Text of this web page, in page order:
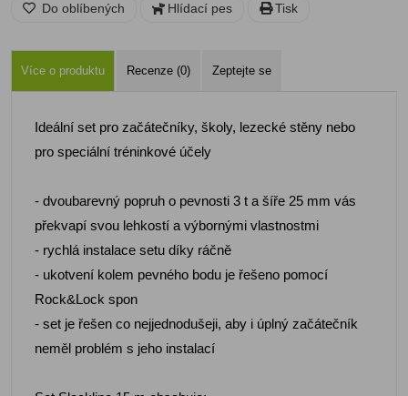
Do oblíbených Hlídací pes Tisk
Více o produktu Recenze (0) Zeptejte se
Ideální set pro začátečníky, školy, lezecké stěny nebo
pro speciální tréninkové účely
- dvoubarevný popruh o pevnosti 3 t a šíře 25 mm vás
překvapí svou lehkostí a výbornými vlastnostmi
- rychlá instalace setu díky ráčně
- ukotvení kolem pevného bodu je řešeno pomocí
Rock&Lock spon
- set je řešen co nejjednodušeji, aby i úplný začátečník
neměl problém s jeho instalací